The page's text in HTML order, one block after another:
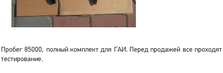
Пробег 85000, полный комплект для ГАИ. Перед продажей все проходят
тестирование.